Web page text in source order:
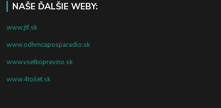
NAŠE ĎALŠIE WEBY:
www.jtf.sk
www.odhrncaposparadlo.sk
www.vsetkoprevino.sk
www.4toilet.sk